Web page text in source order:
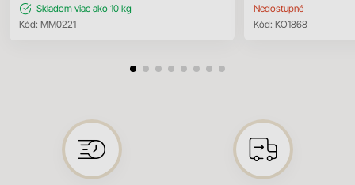
Skladom viac ako 10 kg
Kód: MM0221
Nedostupné
Kód: KO1868